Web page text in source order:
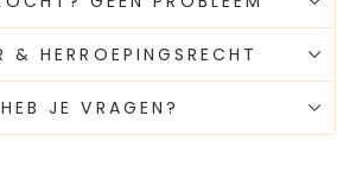
& HERROEPINGSRECHT
HEB JE VRAGEN?